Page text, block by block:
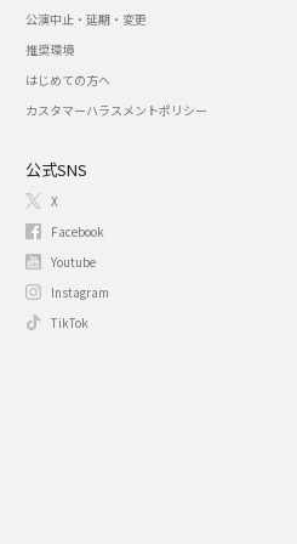
公演中止・延期・変更
推奨環境
はじめての方へ
カスタマーハラスメントポリシー
公式SNS
X
Facebook
Youtube
Instagram
TikTok